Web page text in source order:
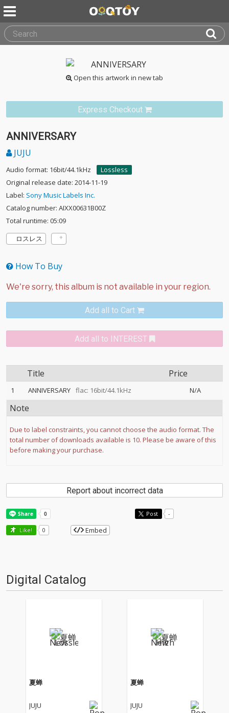
Open this artwork in new tab
Express Checkout
ANNIVERSARY
JUJU
Audio format: 16bit/44.1kHz
Lossless
Original release date: 2014-11-19
Label: Sony Music Labels Inc.
Catalog number: AIXX00631B00Z
Total runtime: 05:09
ロスレス
How To Buy
Add all to Cart
Add all to INTEREST
Title Price
1 ANNIVERSARY flac: 16bit/44.1kHz N/A
Note
Due to label constraints, you cannot choose the audio format. The
total number of downloads available is 10. Please be aware of this
before making your purchase.
Report about incorrect data
Post -
Like! 0 Embed
Digital Catalog
夏蝉
JUJU
夏蝉
JUJU